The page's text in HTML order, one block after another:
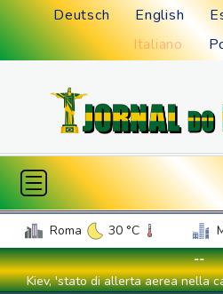
Deutsch English
Italiano
Roma 30 °C
Palermo
27 °C
Napoli
28 °C
--
Kiev, 'stato di allerta aerea nella